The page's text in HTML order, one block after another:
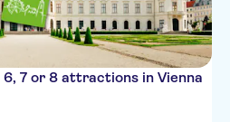
6, 7 or 8 attractions in Vienna